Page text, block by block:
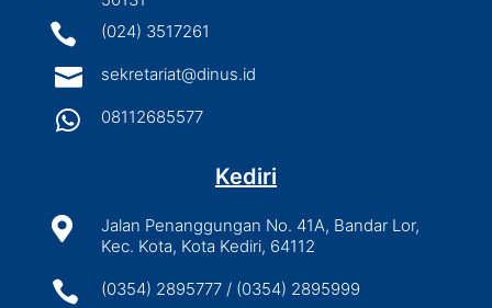
 (024) 3517261
 sekretariat@dinus.id
 08112685577
Kediri

Jalan Penanggungan No. 41A, Bandar Lor,
Kec. Kota, Kota Kediri, 64112
 (0354) 2895777 / (0354) 2895999